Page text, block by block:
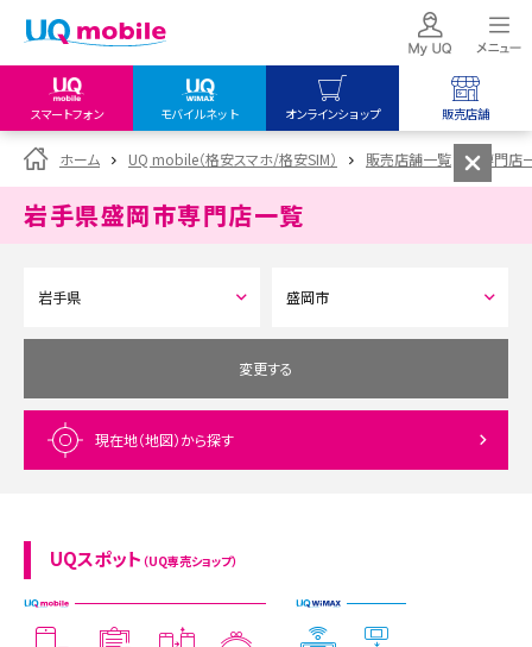
スマートフォン モバイルネット オンラインショップ 販売店舗
my UQ WiMAX
UQ WiMAX ご契約の方
My UQ mobile
データチャージサイト
UQ mobile
オンラインショップ
UQ WiMAX
UQ mobile
販売店舗
UQ WiMAX
ホーム UQ mobile（格安スマホ/格安SIM） 販売店舗一覧 専門店
岩手県盛岡市専門店一覧
変更する
現在地（地図）から探す
UQスポット （UQ専売ショップ）